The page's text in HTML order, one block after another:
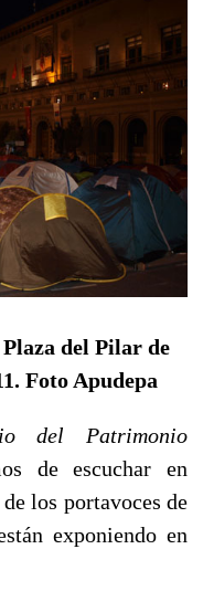
del Pilar de
Foto Apudepa
del Patrimonio
de escuchar en
los portavoces de
exponiendo en